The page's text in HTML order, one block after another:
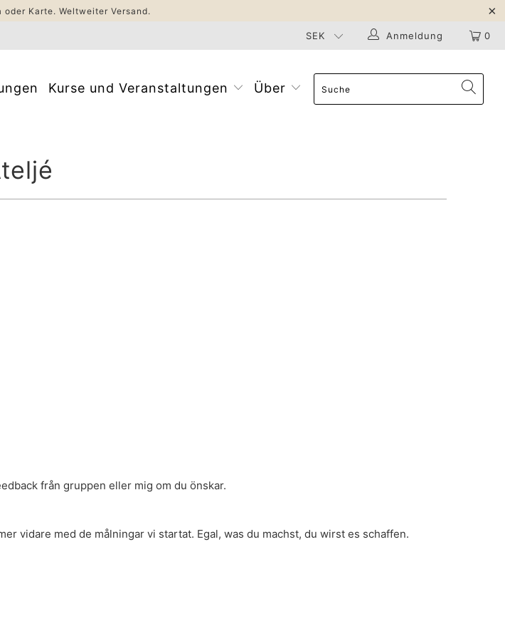
oder Karte. Weltweiter Versand.
0
Anmeldung
Kurse und Veranstaltungen Über
från gruppen eller mig om du önskar.
vidare med de målningar vi startat. Egal, was du machst, du wirst es schaffen.